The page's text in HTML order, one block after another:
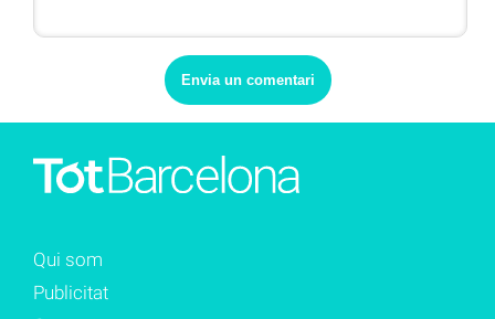
Qui som
Publicitat